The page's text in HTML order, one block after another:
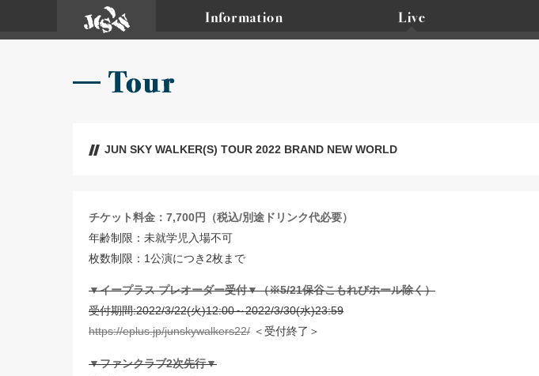
JUN SKY WALKER(S) TOUR 2022 BRAND NEW WORLD
チケット料金：7,700円（税込/別途ドリンク代必要）
年齢制限：未就学児入場不可
枚数制限：1公演につき2枚まで
▼イープラス プレオーダー受付▼（※5/21保谷こもれびホール除く）
受付期間:2022/3/22(火)12:00～2022/3/30(水)23:59
https://eplus.jp/junskywalkers22/ ＜受付終了＞
▼ファンクラブ2次先行▼